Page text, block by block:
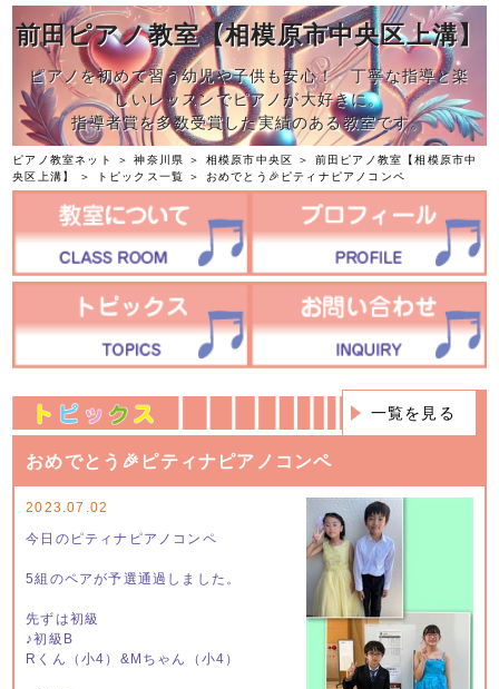
前田ピアノ教室【相模原市中央区上溝】
ピアノを初めて習う幼児や子供も安心！ 丁寧な指導と楽
しいレッスンでピアノが大好きに。
指導者賞を多数受賞した実績のある教室です。
ピアノ教室ネット ＞神奈川県 ＞ 相模原市中央区 ＞ 前田ピアノ教室【相模原市中
央区上溝】
＞ トピックス一覧 ＞ おめでとう🎉ピティナピアノコンペ
一覧を見る
おめでとう🎉ピティナピアノコンペ
2023.07.02
今日のピティナピアノコンペ
5組のペアが予選通過しました。
先ずは初級
♪初級B
Rくん（小4）&Mちゃん（小4）